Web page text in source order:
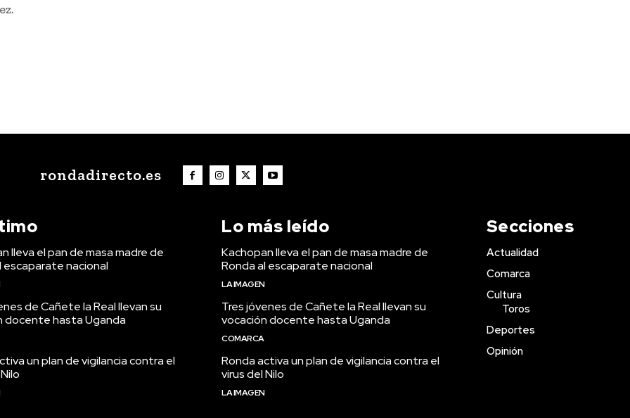
rondadirecto.es
lleva el pan de masa madre de
escaparate nacional
de Cañete la Real llevan su
docente hasta Uganda
un plan de vigilancia contra el
Lo más leído
Kachopan lleva el pan de masa madre de
Ronda al escaparate nacional
LA IMAGEN
Tres jóvenes de Cañete la Real llevan su
vocación docente hasta Uganda
COMARCA
Ronda activa un plan de vigilancia contra el
virus del Nilo
LA IMAGEN
Secciones
Actualidad
Comarca
Cultura
Toros
Deportes
Opinión